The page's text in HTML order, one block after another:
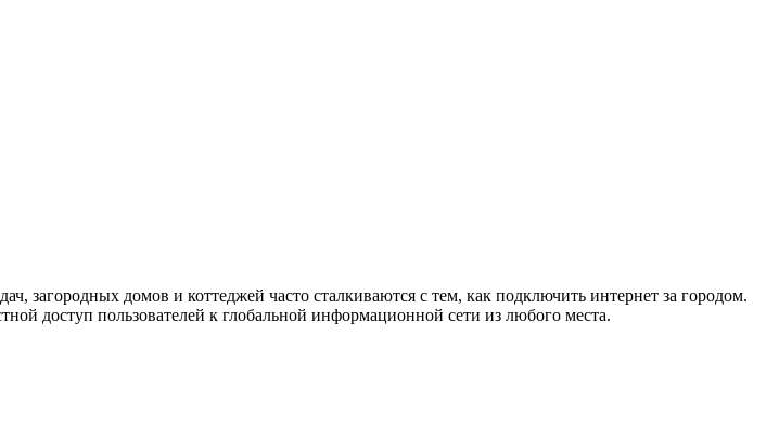
загородных домов и коттеджей часто сталкиваются с тем, как подключить интернет за городом.
доступ пользователей к глобальной информационной сети из любого места.